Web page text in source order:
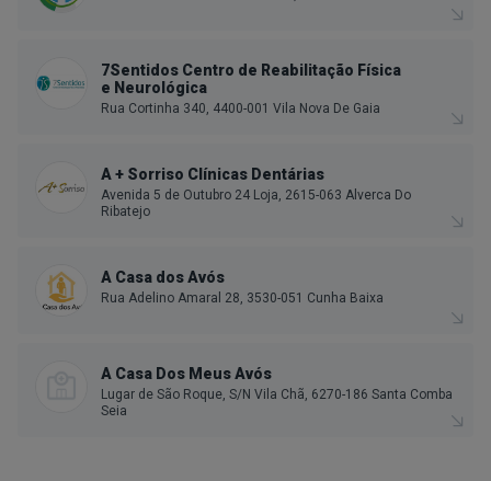
7Sentidos Centro de Reabilitação Física
e Neurológica
Rua Cortinha 340, 4400-001 Vila Nova De Gaia
A + Sorriso Clínicas Dentárias
Avenida 5 de Outubro 24 Loja, 2615-063 Alverca Do
Ribatejo
A Casa dos Avós
Rua Adelino Amaral 28, 3530-051 Cunha Baixa
A Casa Dos Meus Avós
Lugar de São Roque, S/N Vila Chã, 6270-186 Santa Comba
Seia